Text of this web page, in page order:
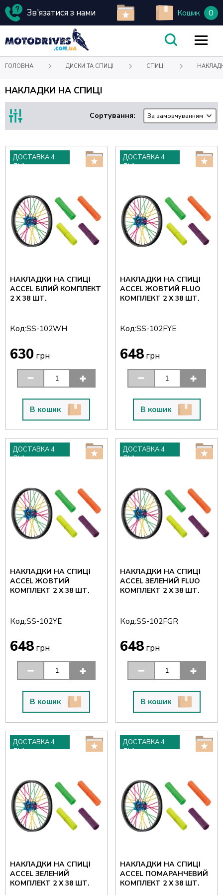
Зв'язатися з нами Кошик 0
ГОЛОВНА ДИСКИ ТА СПИЦІ СПИЦІ
НАКЛАДКИ НА СПИЦІ
Сортування: За замовчуванням
ДОСТАВКА 4
ДНІ
НАКЛАДКИ НА СПИЦІ
ACCEL БІЛИЙ КОМПЛЕКТ
2 X 38 ШТ.
Код:SS-102WH
630грн
В кошик
ДОСТАВКА 4
ДНІ
НАКЛАДКИ НА СПИЦІ
ACCEL ЖОВТИЙ FLUO
КОМПЛЕКТ 2 X 38 ШТ.
Код:SS-102FYE
648 грн
В кошик
ДОСТАВКА 4
ДНІ
НАКЛАДКИ НА СПИЦІ
ACCEL ЖОВТИЙ
КОМПЛЕКТ 2 X 38 ШТ.
Код:SS-102YE
648грн
В кошик
ДОСТАВКА 4
ДНІ
НАКЛАДКИ НА СПИЦІ
ACCEL ЗЕЛЕНИЙ FLUO
КОМПЛЕКТ 2 X 38 ШТ.
Код:SS-102FGR
648 грн
В кошик
ДОСТАВКА 4
ДНІ
НАКЛАДКИ НА СПИЦІ
ACCEL ЗЕЛЕНИЙ
КОМПЛЕКТ 2 X 38 ШТ.
ДОСТАВКА 4
ДНІ
НАКЛАДКИ НА СПИЦІ
ACCEL ПОМАРАНЧЕВИЙ
КОМПЛЕКТ 2 X 38 ШТ.